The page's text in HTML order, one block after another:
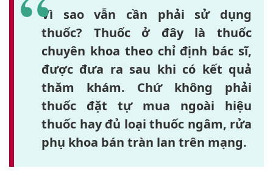
Vì sao vẫn cần phải sử dụng
thuốc? Thuốc ở đây là thuốc
chuyên khoa theo chỉ định bác sĩ,
được đưa ra sau khi có kết quả
thăm khám. Chứ không phải
thuốc đặt tự mua ngoài hiệu
thuốc hay đủ loại thuốc ngâm, rửa
phụ khoa bán tràn lan trên mạng.